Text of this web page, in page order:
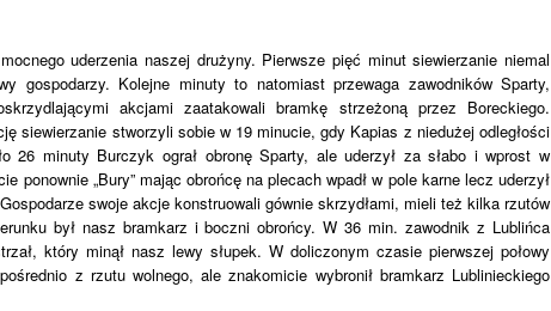
uderzenia naszej drużyny. Pierwsze pięć minut siewierzanie niemal
gospodarzy. Kolejne minuty to natomiast przewaga zawodników Sparty,
akcjami zaatakowali bramkę strzeżoną przez Boreckiego.
siewierzanie stworzyli sobie w 19 minucie, gdy Kapias z niedużej odległości
26 minuty Burczyk ograł obronę Sparty, ale uderzył za słabo i wprost w
ponownie „Bury” mając obrońcę na plecach wpadł w pole karne lecz uderzył
swoje akcje konstruowali gównie skrzydłami, mieli też kilka rzutów
był nasz bramkarz i boczni obrońcy. W 36 min. zawodnik z Lublińca
który minął nasz lewy słupek. W doliczonym czasie pierwszej połowy
z rzutu wolnego, ale znakomicie wybronił bramkarz Lublinieckiego